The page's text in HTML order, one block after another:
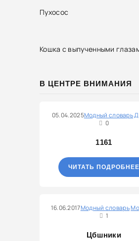
Пухосос
Кошка с выпученными
В ЦЕНТРЕ ВНИМАНИЯ
05.04.2025Модный словарь
0
1161
ЧИТАТЬ ПОДРОБНЕЕ
16.06.2017Модный словарь
1
Цбшники